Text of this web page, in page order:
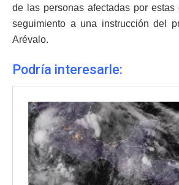
de las personas afectadas por estas
seguimiento a una instrucción del
Arévalo.
Podría interesarle: